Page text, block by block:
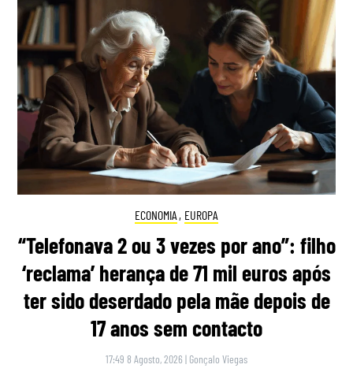
ECONOMIA , EUROPA
“Telefonava 2 ou 3 vezes por ano”: filho
‘reclama’ herança de 71 mil euros após
ter sido deserdado pela mãe depois de
17 anos sem contacto
17:49 8 Agosto, 2026 | Gonçalo Viegas